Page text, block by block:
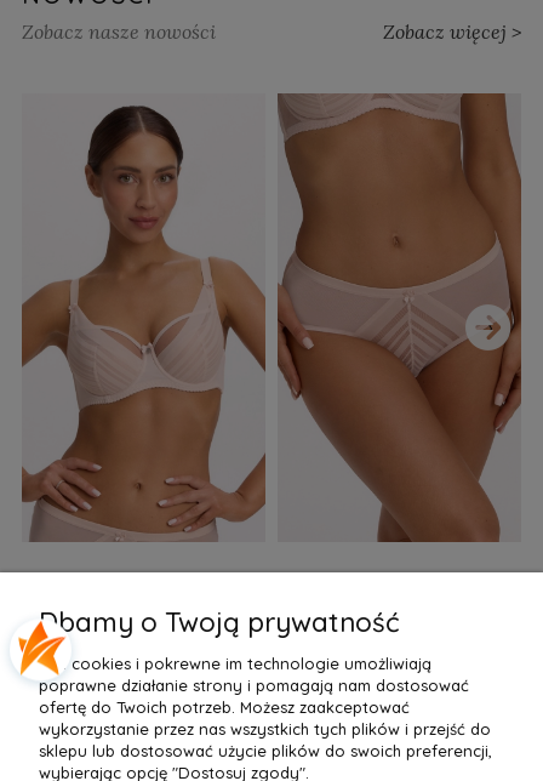
Zobacz nasze nowości Zobacz więcej >
155,99 zł
Do Koszyka »
77,99 zł
Do Koszyka »
›
Dbamy o Twoją prywatność
Pliki cookies i pokrewne im technologie umożliwiają
poprawne działanie strony i pomagają nam dostosować
ofertę do Twoich potrzeb. Możesz zaakceptować
wykorzystanie przez nas wszystkich tych plików i przejść do
sklepu lub dostosować użycie plików do swoich preferencji,
wybierając opcję "Dostosuj zgody".